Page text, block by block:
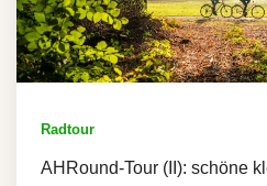
Radtour
AHRound-Tour (II): schöne